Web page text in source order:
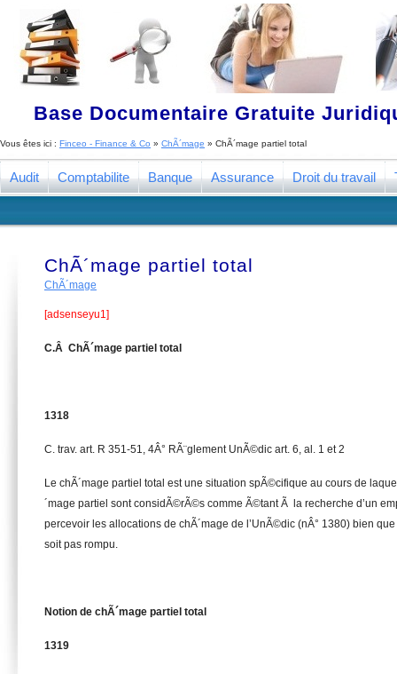
Base Documentaire Gratuite
Vous êtes ici : Finceo - Finance & Co » ChÃ´mage » ChÃ´mage partiel total
Audit Comptabilite Banque Assurance Droit du travail
ChÃ´mage partiel total
ChÃ´mage
[adsenseyu1]
C.Â ChÃ´mage partiel total
1318
C. trav. art. R 351-51, 4Â° RÃ¨glement UnÃ©dic art. 6, al. 1 et 2
Le chÃ´mage partiel total est une situation spÃ©cifique au cours de
´mage partiel sont considÃ©rÃ©s comme Ã©tant Ã la recherche d’un
percevoir les allocations de chÃ´mage de l’UnÃ©dic (nÂ° 1380) bien
soit pas rompu.
Notion de chÃ´mage partiel total
1319